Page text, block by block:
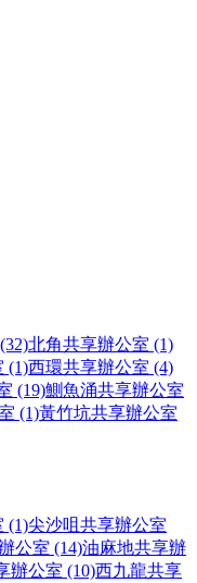
北角共享辦公室 (1)
(1)西環共享辦公室 (4)
(19)鰂魚涌共享辦公室
(1)黃竹坑共享辦公室
(1)尖沙咀共享辦公室
公室 (14)油麻地共享辦
辦公室 (10)西九龍共享